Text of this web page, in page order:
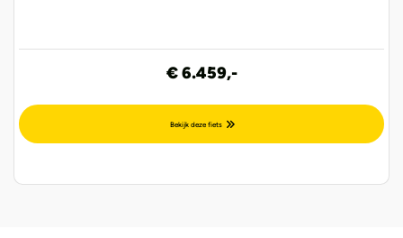
€ 6.459,-
Bekijk deze fiets